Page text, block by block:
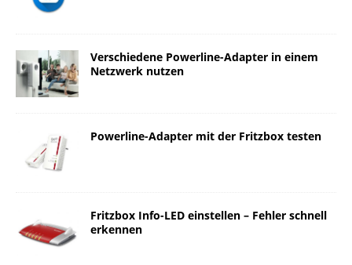
Verschiedene Powerline-Adapter in einem
Netzwerk nutzen
Powerline-Adapter mit der Fritzbox testen
Fritzbox Info-LED einstellen – Fehler schnell
erkennen